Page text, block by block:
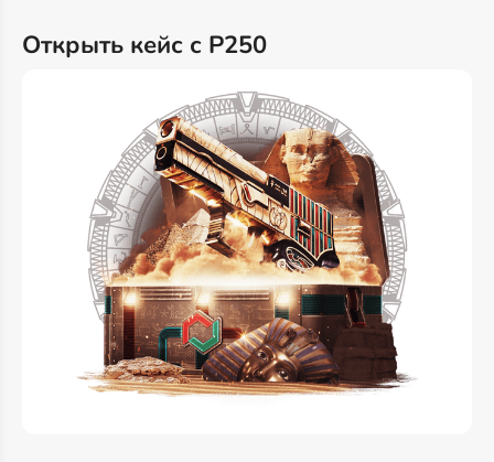
Открыть кейс с P250